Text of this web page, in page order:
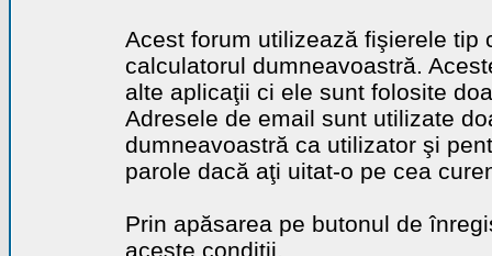
Acest forum utilizează fişierele tip
calculatorul dumneavoastră.
alte aplicaţii ci ele sunt folosite
Adresele de email sunt utilizate
dumneavoastră ca utilizator şi
parole dacă aţi uitat-o pe cea
Prin apăsarea pe butonul de
aceste condiţii.